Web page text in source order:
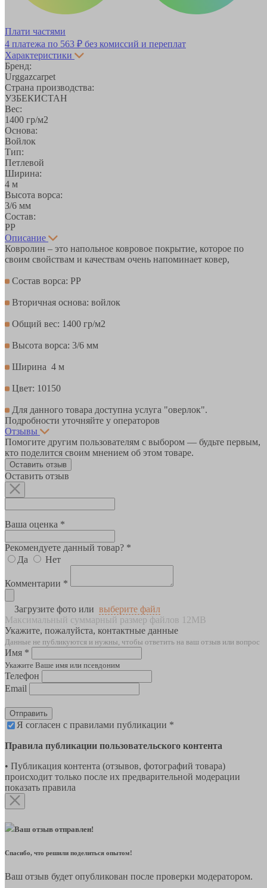
Плати частями
4 платежа по 563 ₽ без комиссий и переплат
Характеристики
Бренд:
Urggazcarpet
Страна производства:
УЗБЕКИСТАН
Вес:
1400 гр/м2
Основа:
Войлок
Тип:
Петлевой
Ширина:
4 м
Высота ворса:
3/6 мм
Состав:
PP
Описание
Ковролин – это напольное ковровое покрытие, которое по
своим свойствам и качествам очень напоминает ковер,
Состав ворса: РР
Вторичная основа: войлок
Общий вес: 1400 гр/м2
Высота ворса: 3/6 мм
Ширина 4 м
Цвет: 10150
Для данного товара доступна услуга "оверлок".
Подробности уточняйте у операторов
Отзывы
Помогите другим пользователям с выбором — будьте первым,
кто поделится своим мнением об этом товаре.
Оставить отзыв
Оставить отзыв
Ваша оценка *
Рекомендуете данный товар? *
Да
Нет
Комментарии *
Загрузите фото или выберите файл
Максимальный суммарный размер файлов 12MB
Укажите, пожалуйста, контактные данные
Данные не публикуются и нужны, чтобы ответить на ваш отзыв или вопрос
Имя *
Укажите Ваше имя или псевдоним
Телефон
Email
Отправить
Я согласен с правилами публикации *
Правила публикации пользовательского контента
• Публикация контента (отзывов, фотографий товара)
происходит только после их предварительной модерации
показать правила
Ваш отзыв отправлен!
Спасибо, что решили поделиться опытом!
Ваш отзыв будет опубликован после проверки модератором.